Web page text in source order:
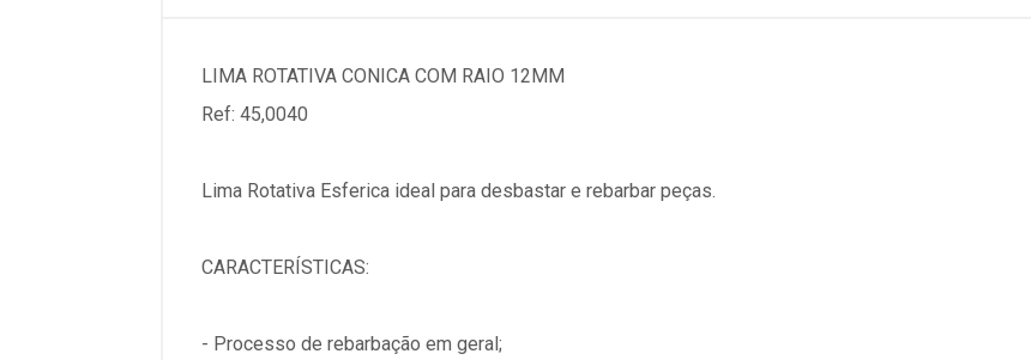
LIMA ROTATIVA CONICA COM RAIO 12MM
Ref: 45,0040
Lima Rotativa Esferica ideal para desbastar e rebarbar peças.
CARACTERÍSTICAS:
- Processo de rebarbação em geral;